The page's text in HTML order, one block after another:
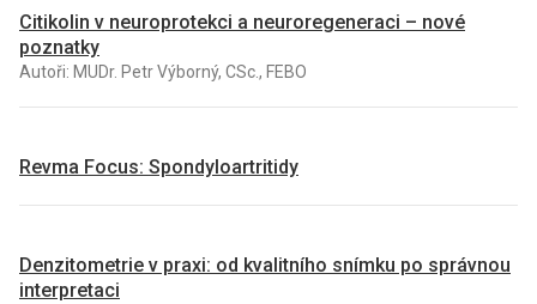
Citikolin v neuroprotekci a neuroregeneraci – nové
poznatky
Autoři: MUDr. Petr Výborný, CSc., FEBO
Revma Focus: Spondyloartritidy
Denzitometrie v praxi: od kvalitního snímku po správnou
interpretaci